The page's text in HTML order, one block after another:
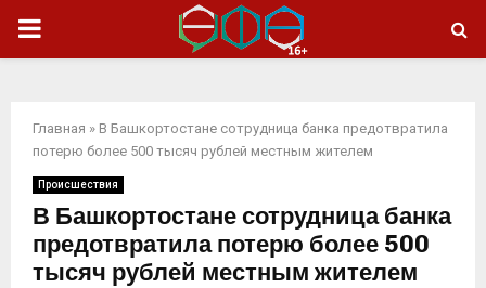
ОСНОВНОЕ
Главная » В Башкортостане сотрудница банка предотвратила
потерю более 500 тысяч рублей местным жителем
Происшествия
В Башкортостане сотрудница банка
предотвратила потерю более 500
тысяч рублей местным жителем